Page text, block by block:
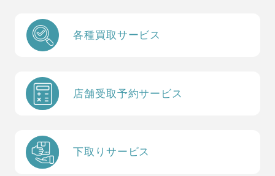
各種買取サービス
店舗受取予約サービス
下取りサービス